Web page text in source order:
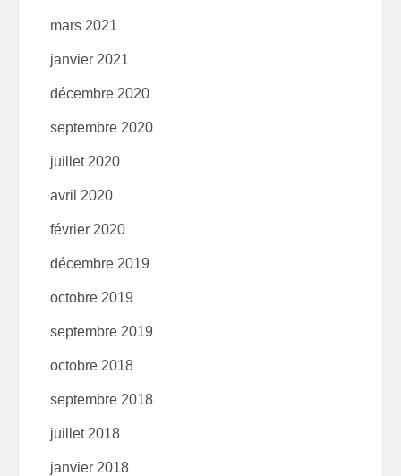
mars 2021
janvier 2021
décembre 2020
septembre 2020
juillet 2020
avril 2020
février 2020
décembre 2019
octobre 2019
septembre 2019
octobre 2018
septembre 2018
juillet 2018
janvier 2018